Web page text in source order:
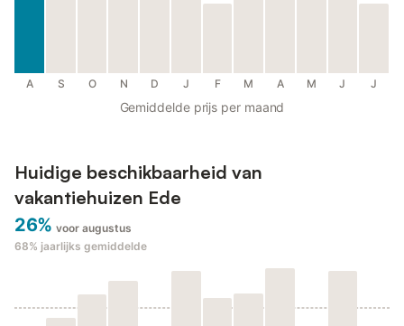
A S O N D J F M A M J J
Gemiddelde prijs per maand
Huidige beschikbaarheid van
vakantiehuizen Ede
26% voor augustus
68% jaarlijks gemiddelde